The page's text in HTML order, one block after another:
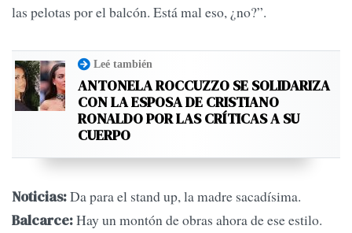
las pelotas por el balcón. Está mal eso, ¿no?”.
Leé también
ANTONELA ROCCUZZO SE SOLIDARIZA
CON LA ESPOSA DE CRISTIANO
RONALDO POR LAS CRÍTICAS A SU
CUERPO
Noticias:Da para el stand up, la madre sacadísima.
Balcarce:Hay un montón de obras ahora de ese estilo.